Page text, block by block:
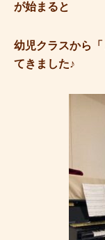
が始まると
幼児クラスから
てきました♪